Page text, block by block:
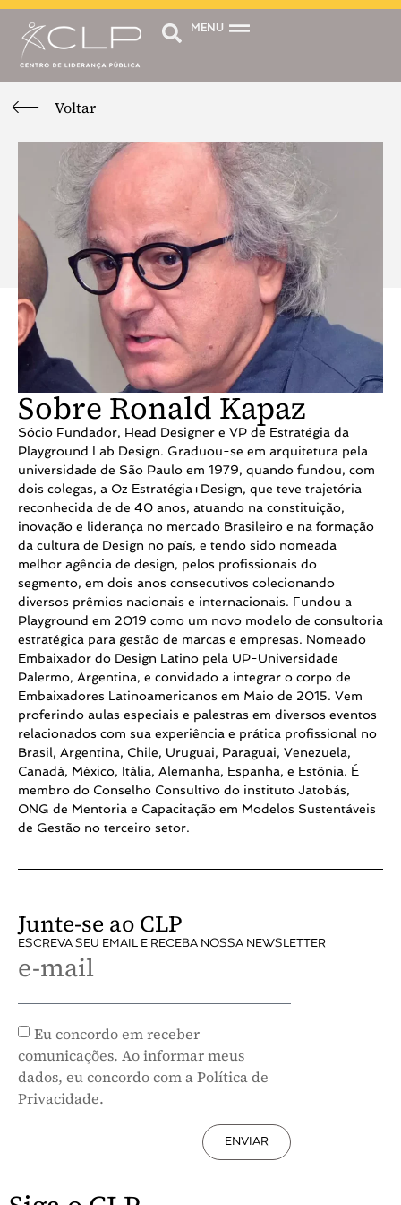
MENU
Voltar
Sobre Ronald Kapaz
Sócio Fundador, Head Designer e VP de Estratégia da
Playground Lab Design. Graduou-se em arquitetura pela
universidade de São Paulo em 1979, quando fundou, com
dois colegas, a Oz Estratégia+Design, que teve trajetória
reconhecida de de 40 anos, atuando na constituição,
inovação e liderança no mercado Brasileiro e na formação
da cultura de Design no país, e tendo sido nomeada
melhor agência de design, pelos profissionais do
segmento, em dois anos consecutivos colecionando
diversos prêmios nacionais e internacionais. Fundou a
Playground em 2019 como um novo modelo de consultoria
estratégica para gestão de marcas e empresas. Nomeado
Embaixador do Design Latino pela UP-Universidade
Palermo, Argentina, e convidado a integrar o corpo de
Embaixadores Latinoamericanos em Maio de 2015. Vem
proferindo aulas especiais e palestras em diversos eventos
relacionados com sua experiência e prática profissional no
Brasil, Argentina, Chile, Uruguai, Paraguai, Venezuela,
Canadá, México, Itália, Alemanha, Espanha, e Estônia. É
membro do Conselho Consultivo do instituto Jatobás,
ONG de Mentoria e Capacitação em Modelos Sustentáveis
de Gestão no terceiro setor.
Junte-se ao CLP
ESCREVA SEU EMAIL E RECEBA NOSSA NEWSLETTER
e-mail
Eu concordo em receber
comunicações. Ao informar meus
dados, eu concordo com a Política de
Privacidade.
ENVIAR